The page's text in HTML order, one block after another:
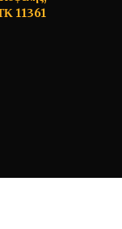
11361